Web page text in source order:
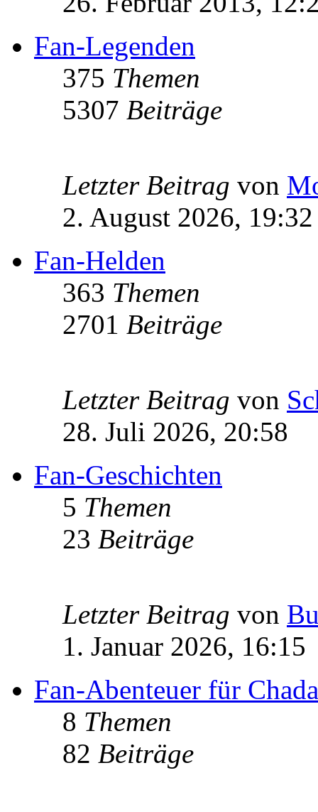
Fan-Legenden
375 Themen
5307 Beiträge
Letzter Beitrag von
2. August 2026, 19:32
Fan-Helden
363 Themen
2701 Beiträge
Letzter Beitrag von
28. Juli 2026, 20:58
Fan-Geschichten
5 Themen
23 Beiträge
Letzter Beitrag von
1. Januar 2026, 16:15
Fan-Abenteuer für
8 Themen
82 Beiträge